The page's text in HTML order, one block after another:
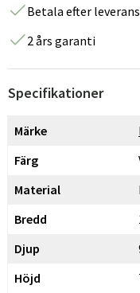
Betala efter leverans
2 års garanti
Specifikationer
Märke
Färg
Material
Bredd
Djup
Höjd